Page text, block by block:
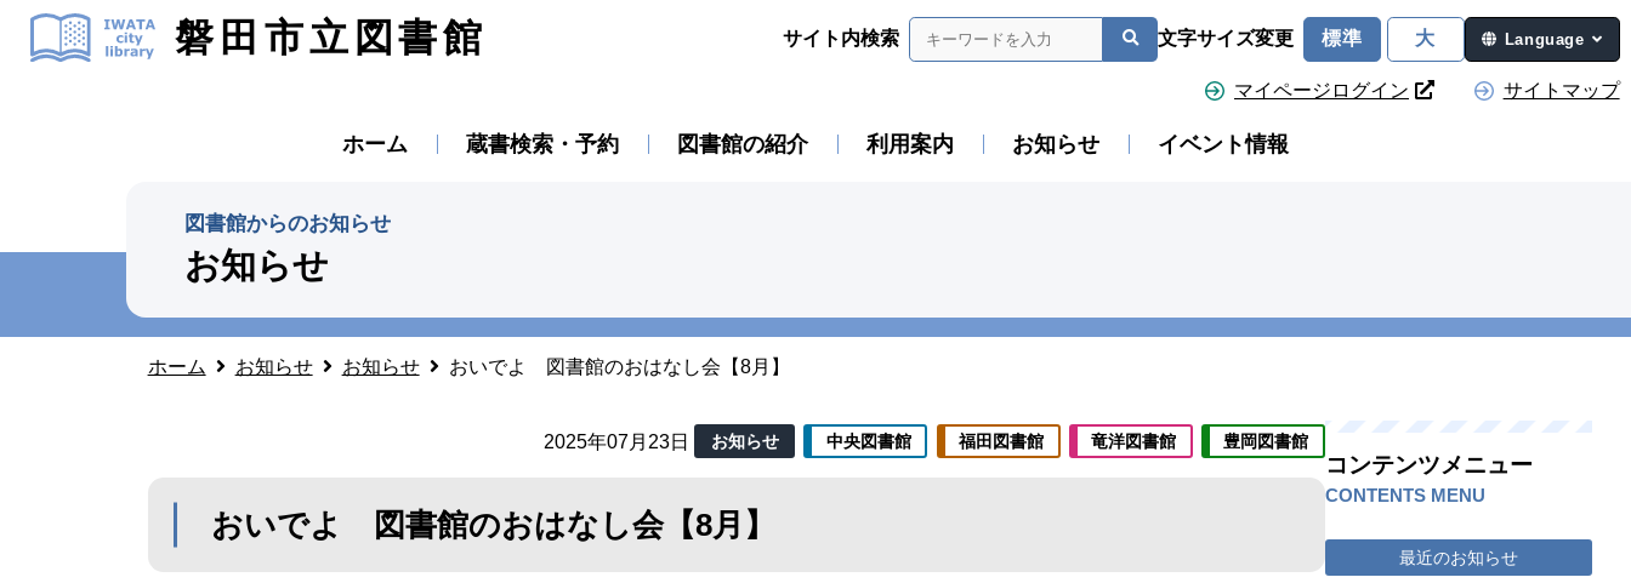
磐田市立図書館 サイト内検索 文字サイズ変更 標準 大 Language
マイページログイン サイトマップ
ホーム 蔵書検索・予約 図書館の紹介 利用案内 お知らせ イベント情報
図書館からのお知らせ
お知らせ
ホーム お知らせ お知らせ おいでよ 図書館のおはなし会【8月】
2025年07月23日 お知らせ 中央図書館 福田図書館 竜洋図書館 豊岡図書館
おいでよ 図書館のおはなし会【8月】
コンテンツメニュー
CONTENTS MENU
最近のお知らせ